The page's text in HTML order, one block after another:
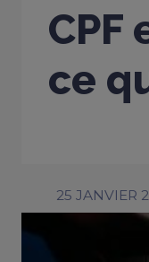
CPF
ce
25 JANVIER